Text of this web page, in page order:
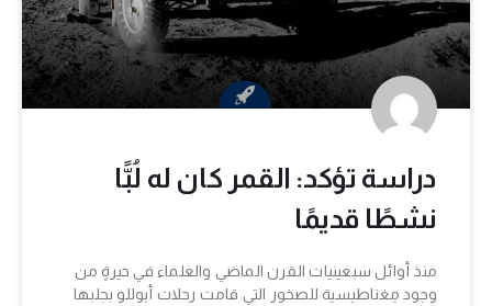
دراسة تؤكد: القمر كان له لُبًّا
نشطًا قديمًا
منذ أوائل سبعينيات القرن الماضي والعلماء في حيرةٍ من
وجود مِغناطيسية للصخور التي قامت رحلات أبوللو بجلبها